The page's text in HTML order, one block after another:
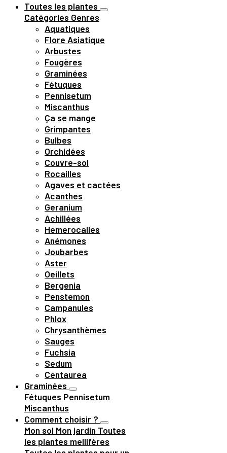
Toutes les plantes
Catégories Genres
Aquatiques
Flore Asiatique
Arbustes
Fougères
Graminées
Fétuques
Pennisetum
Miscanthus
Ça se mange
Grimpantes
Bulbes
Orchidées
Couvre-sol
Rocailles
Agaves et cactées
Acanthes
Geranium
Achillées
Hemerocalles
Anémones
Joubarbes
Aster
Oeillets
Bergenia
Penstemon
Campanules
Phlox
Chrysanthèmes
Sauges
Fuchsia
Sedum
Centaurea
Graminées
Fétuques Pennisetum
Miscanthus
Comment choisir ?
Mon sol Mon jardin Toutes
les plantes mellifères